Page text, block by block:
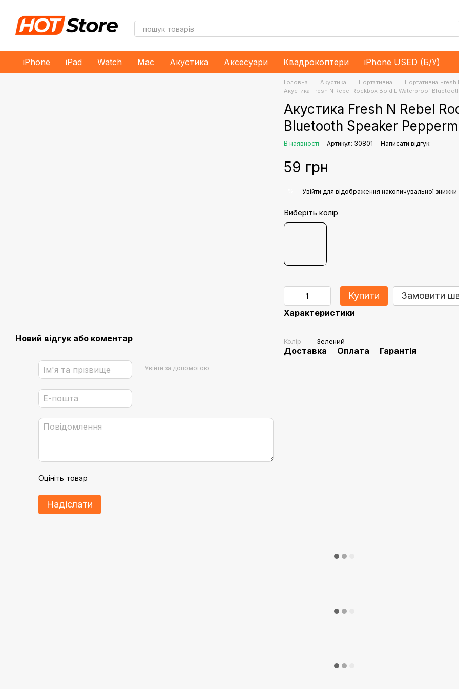
iPhone iPad Watch Mac Акустика Аксесуари Квадрокоптери iPhone USED (Б/У)
Новий відгук або коментар
Увійти за допомогою
Оцініть товар
Надіслати
Головна Акустика Портативна
Портативна Fresh
Акустика Fresh N Rebel Rockbox Bold L Waterproof
Акустика Fresh N Rebel
Bluetooth Speaker
В наявності Артикул: 30801 Написати відгук
59 грн
Увійти для відображення накопичувальної знижки
Виберіть колір
Купити Замовити
Характеристики
Колір Зелений
Доставка Оплата Гарантія